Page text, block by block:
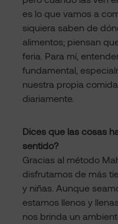
es lo que vamos a
siquiera saben de
alimentos; piensan
feria. Para mí,
fundamental,
nuestra propia
diariamente.
Dices que las cosas
sentido?
Gracias al método
disfrutamos de más
y niñas. Aunque
estamos llenos y
nos brinda un